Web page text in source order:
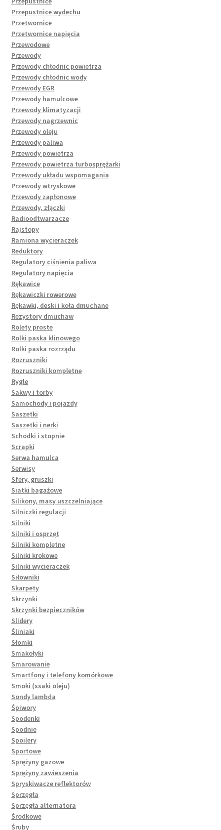
Przepustnice wydechu
Przetwornice
Przetwornice napięcia
Przewodowe
Przewody
Przewody chłodnic powietrza
Przewody chłodnic wody
Przewody EGR
Przewody hamulcowe
Przewody klimatyzacji
Przewody nagrzewnic
Przewody oleju
Przewody paliwa
Przewody powietrza
Przewody powietrza turbosprężarki
Przewody układu wspomagania
Przewody wtryskowe
Przewody zapłonowe
Przewody, złączki
Radioodtwarzacze
Rajstopy
Ramiona wycieraczek
Reduktory
Regulatory ciśnienia paliwa
Regulatory napięcia
Rękawice
Rękawiczki rowerowe
Rękawki, deski i koła dmuchane
Rezystory dmuchaw
Rolety proste
Rolki paska klinowego
Rolki paska rozrządu
Rozruszniki
Rozruszniki kompletne
Rygle
Sakwy i torby
Samochody i pojazdy
Saszetki
Saszetki i nerki
Schodki i stopnie
Scrapki
Serwa hamulca
Serwisy
Sfery, gruszki
Siatki bagażowe
Silikony, masy uszczelniające
Silniczki regulacji
Silniki
Silniki i osprzęt
Silniki kompletne
Silniki krokowe
Silniki wycieraczek
Siłowniki
Skarpety
Skrzynki
Skrzynki bezpieczników
Slidery
Śliniaki
Słomki
Smakołyki
Smarowanie
Smartfony i telefony komórkowe
Smoki (ssaki oleju)
Sondy lambda
Śpiwory
Spodenki
Spodnie
Spoilery
Sportowe
Sprężyny gazowe
Sprężyny zawieszenia
Spryskiwacze reflektorów
Sprzęgła
Sprzęgła alternatora
Środkowe
Śruby